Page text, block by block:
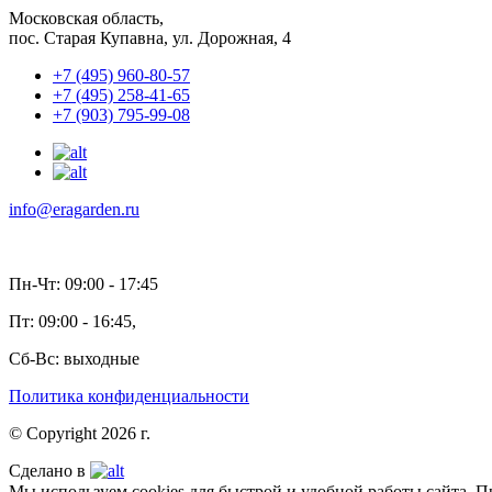
Московская область,
пос. Старая Купавна, ул. Дорожная, 4
+7 (495) 960-80-57
+7 (495) 258-41-65
+7 (903) 795-99-08
info@eragarden.ru
Пн-Чт: 09:00 - 17:45
Пт: 09:00 - 16:45,
Сб-Вс: выходные
Политика конфиденциальности
© Copyright 2026 г.
Сделано в